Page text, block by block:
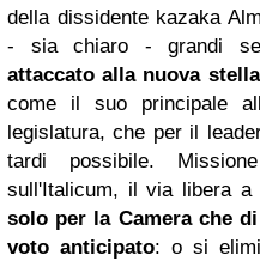
della dissidente kazaka
- sia chiaro - grandi
attaccato alla nuova
come il suo principale
legislatura, che per il
tardi possibile.
sull'Italicum, il via libera a
solo per la Camera che
voto anticipato: o si